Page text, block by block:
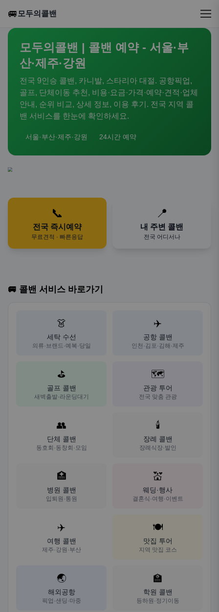
🚐 모두의콜밴
모두의콜밴 | 콜밴 예약 - 서울·부
산·제주·강원
전국 9인승 콜밴, 카니발, 스타리아 대절. 공항픽업,
골프, 단체이동 추천, 비용·요금·가격·예약·견적·업체
안내, 순위 비교, 상세 정보, 이용 후기. 전국 지역 콜
밴 서비스를 한눈에 확인하세요.
서울·부산·제주·강원 24시간 예약
📞
전국 즉시예약
무료견적 · 빠른응답
📍
내 주변 콜밴
전국 어디서나
🚐 콜밴 서비스 바로가기
👗
세탁 수선
의류·브랜드·예복·당일
✈️
공항 콜밴
인천·김포·김해·제주
⛳
골프 콜밴
새벽출발·라운딩대기
🗺️
관광 투어
전국 맞춤 관광
👥
단체 콜밴
동호회·동창회·모임
🕯️
장례 콜밴
장례식장·발인
🏥
병원 콜밴
입퇴원·통원
💒
웨딩·행사
결혼식·여행·이벤트
✈️
여행 콜밴
제주·강원·부산
🍽️
맛집 투어
지역 맛집 코스
🌏
해외공항
픽업·샌딩·마중
🏫
학원 콜밴
등하원·정기이동